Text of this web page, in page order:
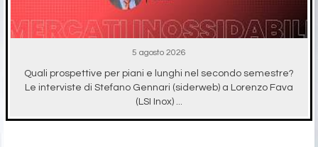
5 agosto 2026
Quali prospettive per piani e lunghi nel secondo semestre?
Le interviste di Stefano Gennari (siderweb) a Lorenzo Fava
(LSI Inox) ...